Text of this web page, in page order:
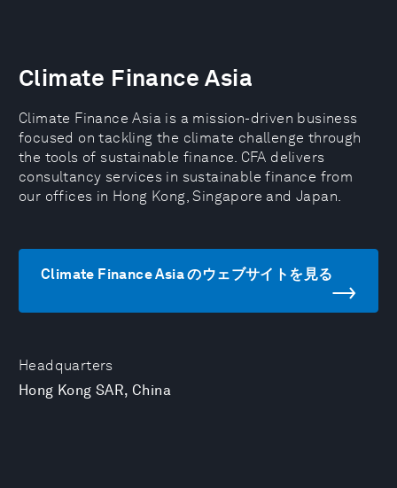
Headquarters
Hong Kong SAR, China
Climate Finance Asia
Climate Finance Asia is a mission-driven business
focused on tackling the climate challenge through
the tools of sustainable finance. CFA delivers
consultancy services in sustainable finance from
our offices in Hong Kong, Singapore and Japan.
Climate Finance Asia のウェブサイトを見る